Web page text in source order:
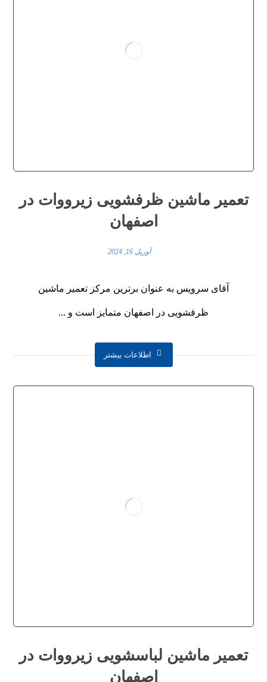
تعمیر ماشین ظرفشویی زیرووات در
اصفهان
آوریل 16, 2024
آقای سرویس به عنوان برترین مرکز تعمیر ماشین
ظرفشویی در اصفهان متمایز است و ...
اطلاعات بیشتر
تعمیر ماشین لباسشویی زیرووات در
اصفهان